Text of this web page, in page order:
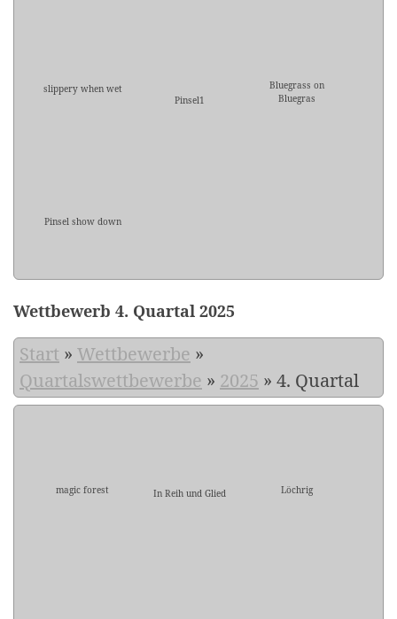
slippery when wet
Pinsel1
Bluegrass on
Bluegras
Pinsel show down
Wettbewerb 4. Quartal 2025
Start » Wettbewerbe »
Quartalswettbewerbe » 2025 » 4. Quartal
magic forest In Reih und Glied Löchrig